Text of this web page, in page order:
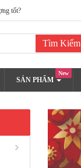
Giấy ghi chúGiấy photo
SẢN PHẨM
New